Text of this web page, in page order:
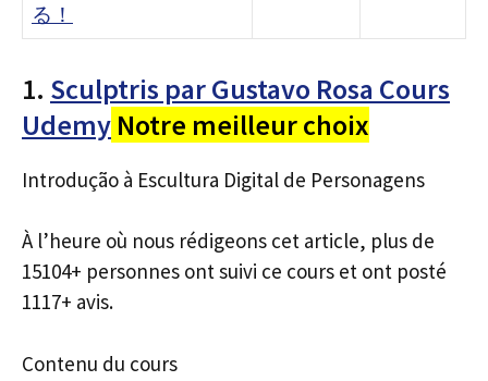
る！
1. Sculptris par Gustavo Rosa Cours
Udemy Notre meilleur choix
Introdução à Escultura Digital de Personagens
À l’heure où nous rédigeons cet article, plus de
15104+ personnes ont suivi ce cours et ont posté
1117+ avis.
Contenu du cours